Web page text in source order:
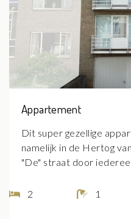
Appartement
Dit super gezellige
namelijk in de Hertog
"De" straat door
2 1